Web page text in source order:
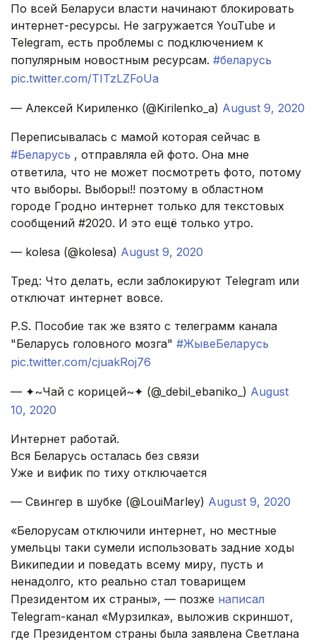
По всей Беларуси власти начинают блокировать
интернет-ресурсы. Не загружается YouTube и
Telegram, есть проблемы с подключением к
популярным новостным ресурсам. #беларусь
pic.twitter.com/TITzLZFoUa
— Алексей Кириленко (@Kirilenko_a) August 9, 2020
Переписывалась с мамой которая сейчас в
#Беларусь , отправляла ей фото. Она мне
ответила, что не может посмотреть фото, потому
что выборы. Выборы!! поэтому в областном
городе Гродно интернет только для текстовых
сообщений #2020. И это ещё только утро.
— kolesa (@kolesa) August 9, 2020
Тред: Что делать, если заблокируют Telegram или
отключат интернет вовсе.
P.S. Пособие так же взято с телеграмм канала
"Беларусь головного мозга" #ЖывеБеларусь
pic.twitter.com/cjuakRoj76
— ✦~Чай с корицей~✦ (@_debil_ebaniko_) August
10, 2020
Интернет работай.
Вся Беларусь осталась без связи
Уже и вифик по тиху отключается
— Свингер в шубке (@LouiMarley) August 9, 2020
«Белорусам отключили интернет, но местные
умельцы таки сумели использовать задние ходы
Википедии и поведать всему миру, пусть и
ненадолго, кто реально стал товарищем
Президентом их страны», — позже написал
Telegram-канал «Мурзилка», выложив скриншот,
где Президентом страны была заявлена Светлана